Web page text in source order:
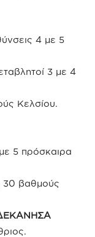
4 με 5
3 με 4
Κελσίου.
5 πρόσκαιρα
βαθμούς